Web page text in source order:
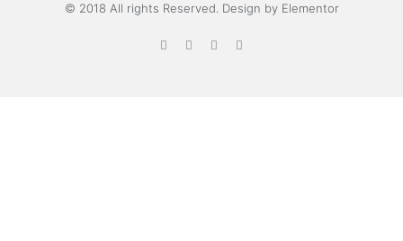
© 2018 All rights Reserved. Design by Elementor